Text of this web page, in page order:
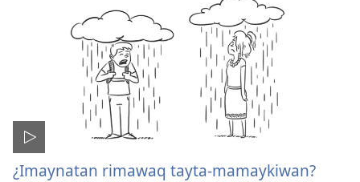
¿Imaynatan rimawaq tayta-mamaykiwan?